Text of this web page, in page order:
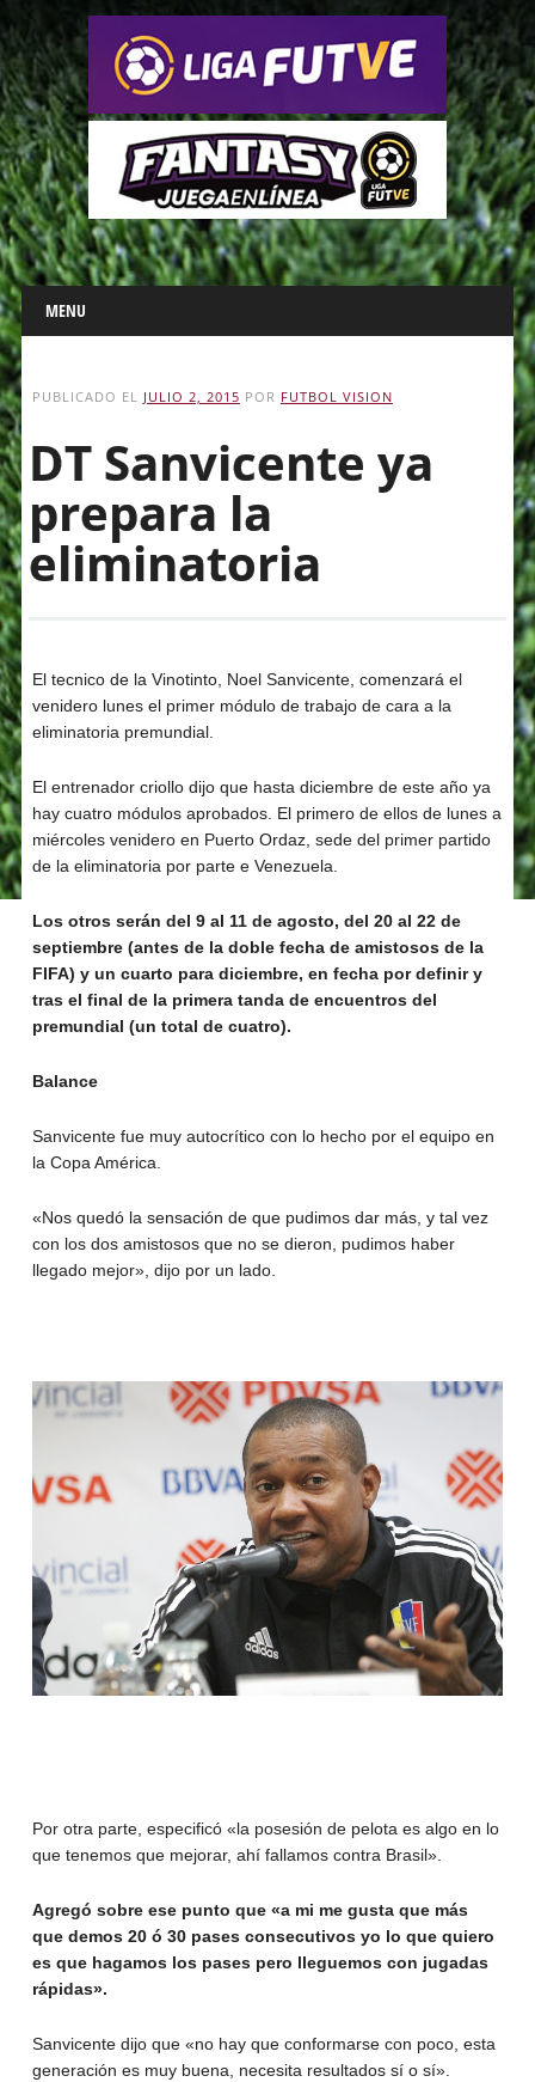
Main menu
Skip
to
content
MENU
PUBLICADO EL JULIO 2, 2015 POR FUTBOL VISION
DT Sanvicente ya
prepara la
eliminatoria
El tecnico de la Vinotinto, Noel Sanvicente, comenzará el
venidero lunes el primer módulo de trabajo de cara a la
eliminatoria premundial.
El entrenador criollo dijo que hasta diciembre de este año ya
hay cuatro módulos aprobados. El primero de ellos de lunes a
miércoles venidero en Puerto Ordaz, sede del primer partido
de la eliminatoria por parte e Venezuela.
Los otros serán del 9 al 11 de agosto, del 20 al 22 de
septiembre (antes de la doble fecha de amistosos de la
FIFA) y un cuarto para diciembre, en fecha por definir y
tras el final de la primera tanda de encuentros del
premundial (un total de cuatro).
Balance
Sanvicente fue muy autocrítico con lo hecho por el equipo en
la Copa América.
«Nos quedó la sensación de que pudimos dar más, y tal vez
con los dos amistosos que no se dieron, pudimos haber
llegado mejor», dijo por un lado.
Por otra parte, especificó «la posesión de pelota es algo en lo
que tenemos que mejorar, ahí fallamos contra Brasil».
Agregó sobre ese punto que «a mi me gusta que más
que demos 20 ó 30 pases consecutivos yo lo que quiero
es que hagamos los pases pero lleguemos con jugadas
rápidas».
Sanvicente dijo que «no hay que conformarse con poco, esta
generación es muy buena, necesita resultados sí o sí».